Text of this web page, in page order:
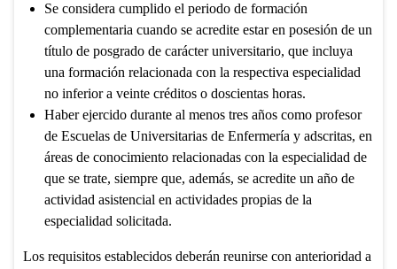
Se considera cumplido el periodo de formación
complementaria cuando se acredite estar en posesión de un
título de posgrado de carácter universitario, que incluya
una formación relacionada con la respectiva especialidad
no inferior a veinte créditos o doscientas horas.
Haber ejercido durante al menos tres años como profesor
de Escuelas de Universitarias de Enfermería y adscritas, en
áreas de conocimiento relacionadas con la especialidad de
que se trate, siempre que, además, se acredite un año de
actividad asistencial en actividades propias de la
especialidad solicitada.
Los requisitos establecidos deberán reunirse con anterioridad a